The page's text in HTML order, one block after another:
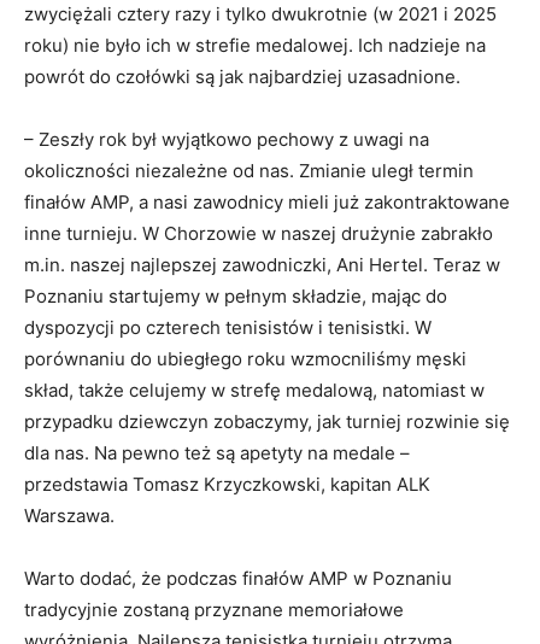
zwyciężali cztery razy i tylko dwukrotnie (w 2021 i 2025
roku) nie było ich w strefie medalowej. Ich nadzieje na
powrót do czołówki są jak najbardziej uzasadnione.
– Zeszły rok był wyjątkowo pechowy z uwagi na
okoliczności niezależne od nas. Zmianie uległ termin
finałów AMP, a nasi zawodnicy mieli już zakontraktowane
inne turnieju. W Chorzowie w naszej drużynie zabrakło
m.in. naszej najlepszej zawodniczki, Ani Hertel. Teraz w
Poznaniu startujemy w pełnym składzie, mając do
dyspozycji po czterech tenisistów i tenisistki. W
porównaniu do ubiegłego roku wzmocniliśmy męski
skład, także celujemy w strefę medalową, natomiast w
przypadku dziewczyn zobaczymy, jak turniej rozwinie się
dla nas. Na pewno też są apetyty na medale –
przedstawia Tomasz Krzyczkowski, kapitan ALK
Warszawa.
Warto dodać, że podczas finałów AMP w Poznaniu
tradycyjnie zostaną przyznane memoriałowe